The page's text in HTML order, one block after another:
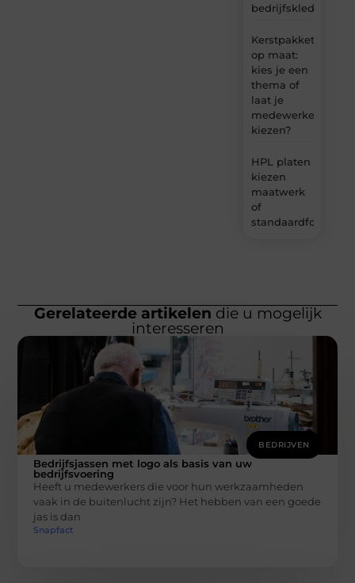
bedrijfskleding
Kerstpakket
op maat:
kies je een
thema of
laat je
medewerkers
kiezen?
HPL platen
kiezen
maatwerk
of
standaardformaat
Gerelateerde artikelen die u mogelijk
interesseren
BEDRIJVEN
Bedrijfsjassen met logo als basis van uw
bedrijfsvoering
Heeft u medewerkers die voor hun werkzaamheden
vaak in de buitenlucht zijn? Het hebben van een goede
jas is dan
Snapfact